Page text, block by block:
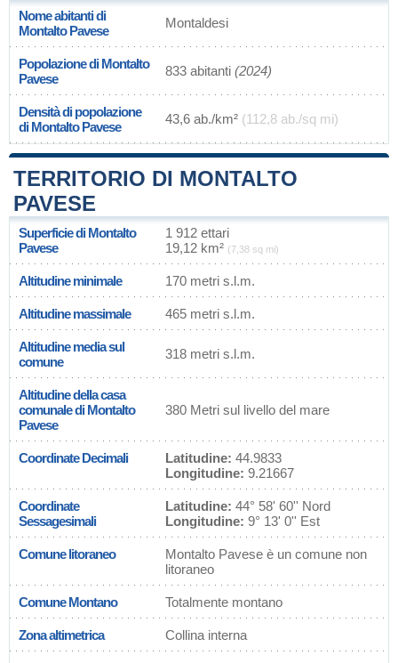
Nome abitanti di
Montalto Pavese
Montaldesi
Popolazione di Montalto
Pavese
833 abitanti (2024)
Densità di popolazione
di Montalto Pavese
43,6 ab./km² (112,8 ab./sq mi)
TERRITORIO DI MONTALTO
PAVESE
Superficie di Montalto
Pavese
1 912 ettari
19,12 km² (7,38 sq mi)
Altitudine minimale 170 metri s.l.m.
Altitudine massimale 465 metri s.l.m.
Altitudine media sul
comune
318 metri s.l.m.
Altitudine della casa
comunale di Montalto
Pavese
380 Metri sul livello del mare
Coordinate Decimali Latitudine: 44.9833
Longitudine: 9.21667
Coordinate
Sessagesimali
Latitudine: 44° 58' 60'' Nord
Longitudine: 9° 13' 0'' Est
Comune litoraneo
Montalto Pavese è un comune non
litoraneo
Comune Montano Totalmente montano
Zona altimetrica Collina interna